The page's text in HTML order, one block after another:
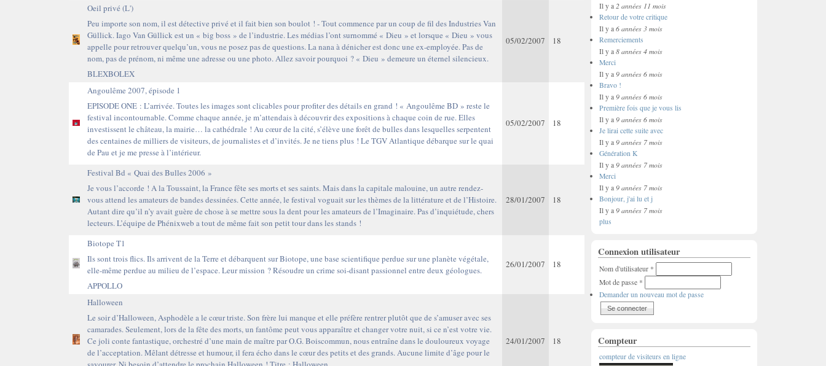
Oeil privé (L')
Peu importe son nom, il est détective privé et il fait bien son boulot ! - Tout commence par un coup de fil des Industries Van
Güllick. Iago Van Güllick est un « big boss » de l’industrie. Les médias l’ont surnommé « Dieu » et lorsque « Dieu » vous
appelle pour retrouver quelqu’un, vous ne posez pas de questions. La nana à dénicher est donc une ex-employée. Pas de
nom, pas de prénom, ni même une adresse ou une photo. Allez savoir pourquoi ? « Dieu » demeure un éternel silencieux.
BLEXBOLEX
05/02/2007 18
Angoulême 2007, épisode 1
EPISODE ONE : L’arrivée. Toutes les images sont clicables pour profiter des détails en grand ! « Angoulême BD » reste le
festival incontournable. Comme chaque année, je m’attendais à découvrir des expositions à chaque coin de rue. Elles
investissent le château, la mairie… la cathédrale ! Au cœur de la cité, s’élève une forêt de bulles dans lesquelles serpentent
des centaines de milliers de visiteurs, de journalistes et d’invités. Je ne tiens plus ! Le TGV Atlantique débarque sur le quai
de Pau et je me presse à l’intérieur.
05/02/2007 18
Festival Bd « Quai des Bulles 2006 »
Je vous l’accorde ! A la Toussaint, la France fête ses morts et ses saints. Mais dans la capitale malouine, un autre rendez-
vous attend les amateurs de bandes dessinées. Cette année, le festival voguait sur les thèmes de la littérature et de l’Histoire.
Autant dire qu’il n’y avait guère de chose à se mettre sous la dent pour les amateurs de l’Imaginaire. Pas d’inquiétude, chers
lecteurs. L’équipe de Phénixweb a tout de même fait son petit tour dans les stands !
28/01/2007 18
Biotope T1
Ils sont trois flics. Ils arrivent de la Terre et débarquent sur Biotope, une base scientifique perdue sur une planète végétale,
elle-même perdue au milieu de l’espace. Leur mission ? Résoudre un crime soi-disant passionnel entre deux géologues.
APPOLLO
26/01/2007 18
Halloween
Le soir d’Halloween, Asphodèle a le cœur triste. Son frère lui manque et elle préfère rentrer plutôt que de s’amuser avec ses
camarades. Seulement, lors de la fête des morts, un fantôme peut vous apparaître et changer votre nuit, si ce n’est votre vie.
Ce joli conte fantastique, orchestré d’une main de maître par O.G. Boiscommun, nous entraîne dans le douloureux voyage
de l’acceptation. Mêlant détresse et humour, il fera écho dans le cœur des petits et des grands. Aucune limite d’âge pour le
24/01/2007 18
Il y a 2 années 11 mois
Retour de votre critique
Il y a 6 années 3 mois
Remerciements
Il y a 8 années 4 mois
Merci
Il y a 9 années 6 mois
Bravo !
Il y a 9 années 6 mois
Première fois que je vous lis
Il y a 9 années 6 mois
Je lirai cette suite avec
Il y a 9 années 7 mois
Génération K
Il y a 9 années 7 mois
Merci
Il y a 9 années 7 mois
Bonjour, j'ai lu et j
Il y a 9 années 7 mois
plus
Connexion utilisateur
Nom d'utilisateur *
Mot de passe *
Demander un nouveau mot de passe
Compteur
compteur de visiteurs en ligne